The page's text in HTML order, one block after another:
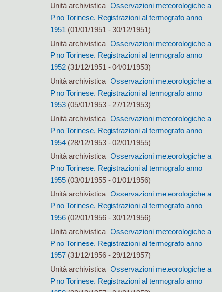
Unità archivistica Osservazioni meteorologiche a
Pino Torinese. Registrazioni al termografo anno
1951 (01/01/1951 - 30/12/1951)
Unità archivistica Osservazioni meteorologiche a
Pino Torinese. Registrazioni al termografo anno
1952(31/12/1951 - 04/01/1953)
Unità archivistica Osservazioni meteorologiche a
Pino Torinese. Registrazioni al termografo anno
1953(05/01/1953 - 27/12/1953)
Unità archivistica Osservazioni meteorologiche a
Pino Torinese. Registrazioni al termografo anno
1954(28/12/1953 - 02/01/1955)
Unità archivistica Osservazioni meteorologiche a
Pino Torinese. Registrazioni al termografo anno
1955(03/01/1955 - 01/01/1956)
Unità archivistica Osservazioni meteorologiche a
Pino Torinese. Registrazioni al termografo anno
1956(02/01/1956 - 30/12/1956)
Unità archivistica Osservazioni meteorologiche a
Pino Torinese. Registrazioni al termografo anno
1957(31/12/1956 - 29/12/1957)
Unità archivistica Osservazioni meteorologiche a
Pino Torinese. Registrazioni al termografo anno